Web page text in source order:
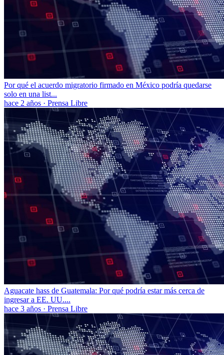
Por qué el acuerdo migratorio firmado en México podría quedarse
solo en una list...
hace 2 años · Prensa Libre
Aguacate hass de Guatemala: Por qué podría estar más cerca de
ingresar a EE. UU....
hace 3 años · Prensa Libre